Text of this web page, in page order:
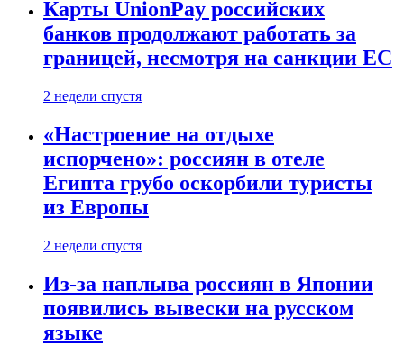
Карты UnionPay российских
банков продолжают работать за
границей, несмотря на санкции ЕС
2 недели спустя
«Настроение на отдыхе
испорчено»: россиян в отеле
Египта грубо оскорбили туристы
из Европы
2 недели спустя
Из-за наплыва россиян в Японии
появились вывески на русском
языке